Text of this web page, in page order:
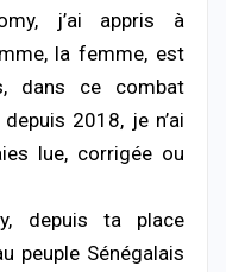
j’ai appris à
la femme, est
dans ce combat
2018, je n’ai
lue, corrigée ou
depuis ta place
peuple Sénégalais